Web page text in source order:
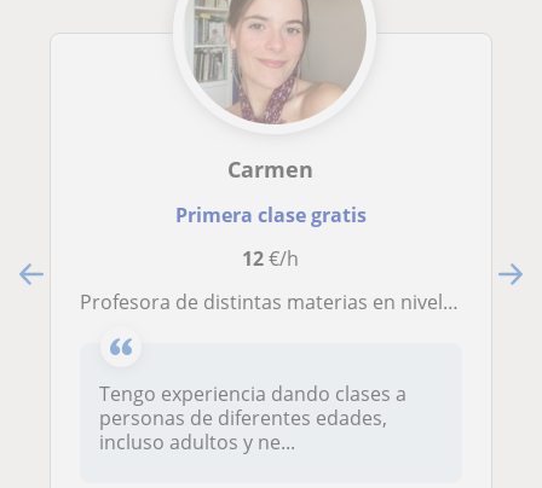
Carmen
Primera clase gratis
12€/h
Profesora de distintas materias en nivel primaria y ESO. Experiencia con diversas edad y necesidades educativas
Tengo experiencia dando clases a
personas de diferentes edades,
incluso adultos y ne...